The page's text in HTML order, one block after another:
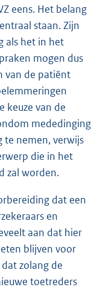
eens. Het belang
staan. Zijn
als het in het
mogen dus
van de patiënt
keuze van de
mededinging
te nemen, verwijs
die in het
zal worden.
dat een
en
aan dat hier
blijven voor
zolang de
toetreders